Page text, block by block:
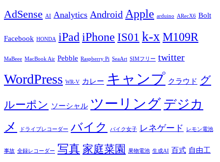
AdSense AI Analytics Android Apple arduino ARecX6 Bolt
Facebook HONDA iPad iPhone IS01 k-xM109R
MaBeee MacBook Air Pebble Raspberry Pi SeaArt SIMフリー twitter
WordPress WR-V カレー キャンプ クラウド グ
ルーポン ソーシャル ツーリング デジカ
メ
ドライブレコーダー バイク バイク女子 レネゲード レモン電池
事故 全録レコーダー 写真 家庭菜園 果物電池 生成AI 百式 自由工